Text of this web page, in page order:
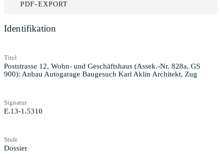
PDF-EXPORT
Identifikation
Titel
Poststrasse 12, Wohn- und Geschäftshaus (Assek.-Nr. 828a, GS
900): Anbau Autogarage Baugesuch Karl Aklin Architekt, Zug
Signatur
E.13-1.5310
Stufe
Dossier